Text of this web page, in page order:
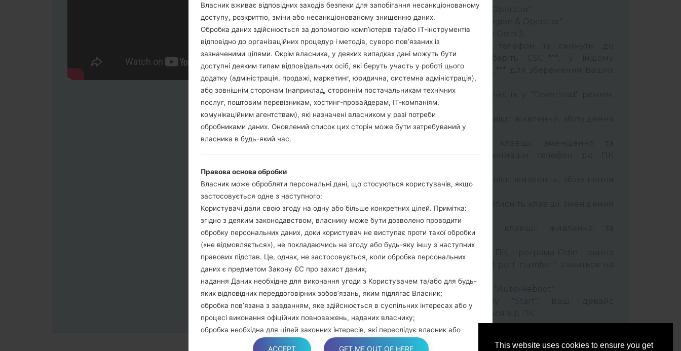
This website uses cookies to ensure you get
CSC_***: "Country & Region & Operator"
HOME_CSC_***: "Country & Region & Operator"
Додайте усі файли у програму Odin 3.
Якщо ви хочете прошити телефон та скинути до
заводських налаштувань оберіть CSC_***, у іншому
випадку виберіть HOME_CSC_*** для збереження Ваших
даних.
Тепер вимкніть пристрій і увійдіть у "Download" режим.
Усі методи як це зробити:
Натисніть та утримуйти клавіші: живлення, збільшення
гучності та Bixbi.
Натисніть та утримуйти клавіші: живлення, збільшення
Підключіть USB кабель та натисніть клавіші: зменшення
звуку та Bixbi.
Натисніть та утримуйти клавіші: живлення та
збільшення гучності.
Далі підключить телефон до ПК, програма Odin повина
екрані.
Вказуйте лише "F.Reset" час та "Auto-Reboot".
В кінці натисніть кнопку "Start". Ваш девайс
Власник вживає відповідних заходів безпеки для запобігання несанкціонованому
доступу, розкриттю, зміни або несанкціонованому знищенню даних.
Обробка даних здійснюється за допомогою комп’ютерів та/або ІТ-інструментів
відповідно до організаційних процедур і методів, суворо пов’язаних із
зазначеними цілями. Окрім власника, у деяких випадках дані можуть бути
доступні деяким типам відповідальних осіб, які беруть участь у роботі цього
додатку (адміністрація, продажі, маркетинг, юридична, системна адміністрація),
або зовнішнім сторонам (наприклад, стороннім постачальникам технічних
послуг, поштовим перевізникам, хостинг-провайдерам, ІТ-компаніям,
комунікаційним агентствам), які назначені власником у разі потреби
обробниками даних. Оновлений список цих сторін може бути затребуваний у
власника в будь-який час.
Правова основа обробки
Власник може обробляти персональні дані, що стосуються користувачів, якщо
застосовується одне з наступного:
Користувачі дали свою згоду на одну або більше конкретних цілей. Примітка:
згідно з деяким законодавством, власнику може бути дозволено проводити
обробку персональних даних, доки користувач не виступає проти такої обробки
(«не відмовляється»), не покладаючись на згоду або будь-яку іншу з наступних
правових підстав. Це, однак, не застосовується, коли обробка персональних
даних є предметом Закону ЄС про захист даних;
надання Даних необхідне для виконання угоди з Користувачем та/або для будь-
яких відповідних переддоговірних зобов’язань, яким підлягає Власник;
обробка пов’язана з завданням, яке здійснюється в суспільних інтересах або у
процесі виконання офіційних повноважень, наданих власнику;
обробка необхідна для цілей законних інтересів, які переслідує власник або
ACCEPT GET ME OUT OF HERE